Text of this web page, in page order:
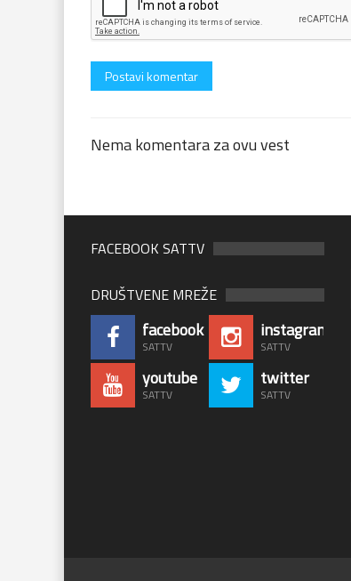
Nema komentara za ovu vest
FACEBOOK SATTV
DRUŠTVENE MREŽE
facebook
SATTV
instagram
SATTV
youtube
SATTV
twitter
SATTV